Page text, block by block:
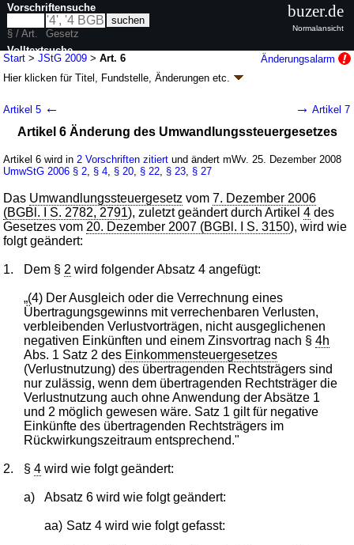
Start >JStG 2009 >Art. 6
Änderungsalarm
Hier klicken fürTitel, Fundstelle, Änderungen etc.
G. v. 19.12.2008
abweichend sieheArtikel 39
wird in 68 Vorschriften zitiert
Artikel 5 ← → Artikel 7
Artikel 6 Änderung des Umwandlungssteuergesetzes
Artikel 6 wird in 2 Vorschriften zitiert und ändert mWv. 25. Dezember 2008
UmwStG 2006 § 2 § 4 § 20 § 22 § 23 § 27
Das Umwandlungssteuergesetz vom7. Dezember 2006
(BGBl. I S. 2782, 2791), zuletzt geändert durch Artikel4 des
Gesetzes vom 20. Dezember 2007 (BGBl. I S. 3150), wird wie
folgt geändert:
1. Dem § 2 wird folgender Absatz 4 angefügt:
„(4) Der Ausgleich oder die Verrechnung eines
Übertragungsgewinns mit verrechenbaren Verlusten,
verbleibenden Verlustvorträgen, nicht ausgeglichenen
negativen Einkünften und einem Zinsvortrag nach §4h
Abs. 1 Satz 2 des Einkommensteuergesetzes
(Verlustnutzung) des übertragenden Rechtsträgers sind
nur zulässig, wenn dem übertragenden Rechtsträger die
Verlustnutzung auch ohne Anwendung der Absätze 1
und 2 möglich gewesen wäre. Satz 1 gilt für negative
Einkünfte des übertragenden Rechtsträgers im
Rückwirkungszeitraum entsprechend."
2. §4 wird wie folgt geändert:
a) Absatz 6 wird wie folgt geändert:
aa) Satz 4 wird wie folgt gefasst:
Vorschriftensuche
§ / Art.
Gesetz
Volltextsuche
nur in JStG 2009
buzer.de
Normalansicht